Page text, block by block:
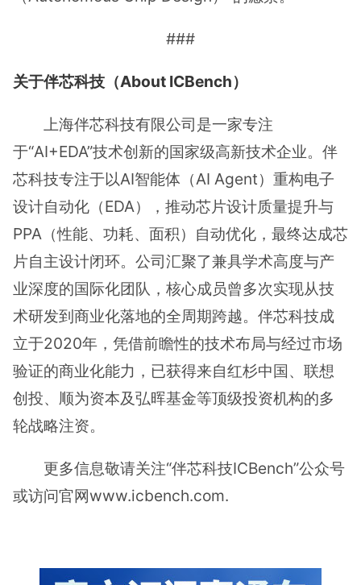
###
关于伴芯科技（About ICBench）
上海伴芯科技有限公司是一家专注
于“AI+EDA”技术创新的国家级高新技术企业。伴
芯科技专注于以AI智能体（AI Agent）重构电子
设计自动化（EDA），推动芯片设计质量提升与
PPA（性能、功耗、面积）自动优化，最终达成芯
片自主设计闭环。公司汇聚了兼具学术高度与产
业深度的国际化团队，核心成员曾多次实现从技
术研发到商业化落地的全周期跨越。伴芯科技成
立于2020年，凭借前瞻性的技术布局与经过市场
验证的商业化能力，已获得来自红杉中国、联想
创投、顺为资本及弘晖基金等顶级投资机构的多
轮战略注资。
更多信息敬请关注“伴芯科技ICBench”公众号
或访问官网www.icbench.com.